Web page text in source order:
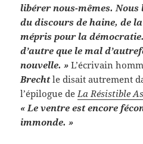
libérer nous-mêmes.
du discours de haine, de
mépris pour la
d’autre que le mal
nouvelle. » L’écrivain
Brecht le disait autrement
l’épilogue de La Résistible
« Le ventre est encore
immonde. »